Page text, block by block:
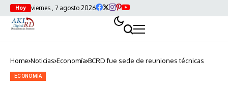
Hoy viernes , 7 agosto 2026
Home Noticias Economía BCRD fue sede de reuniones técnicas
ECONOMÍA